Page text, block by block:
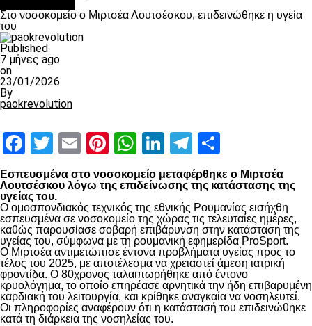
Στο νοσοκομείο ο Μιρτσέα Λουτσέσκου, επιδεινώθηκε η υγεία
του
Published
7 μήνες ago
on
23/01/2026
By
paokrevolution
Facebook
Twitter
EmailPinterest
WhatsApp
LinkedIn
Telegram
Εσπευσμένα στο νοσοκομείο μεταφέρθηκε ο Μιρτσέα
Λουτσέσκου λόγω της επιδείνωσης της κατάστασης της
υγείας του.
Ο ομοσπονδιακός τεχνικός της εθνικής Ρουμανίας εισήχθη
εσπευσμένα σε νοσοκομείο της χώρας τις τελευταίες ημέρες,
καθώς παρουσίασε σοβαρή επιβάρυνση στην κατάσταση της
υγείας του, σύμφωνα με τη ρουμανική εφημερίδα ProSport.
Ο Μιρτσέα αντιμετώπισε έντονα προβλήματα υγείας προς το
τέλος του 2025, με αποτέλεσμα να χρειαστεί άμεση ιατρική
φροντίδα. Ο 80χρονος ταλαιπωρήθηκε από έντονο
κρυολόγημα, το οποίο επηρέασε αρνητικά την ήδη επιβαρυμένη
καρδιακή του λειτουργία, και κρίθηκε αναγκαία να νοσηλευτεί.
Οι πληροφορίες αναφέρουν ότι η κατάστασή του επιδεινώθηκε
κατά τη διάρκεια της νοσηλείας του.